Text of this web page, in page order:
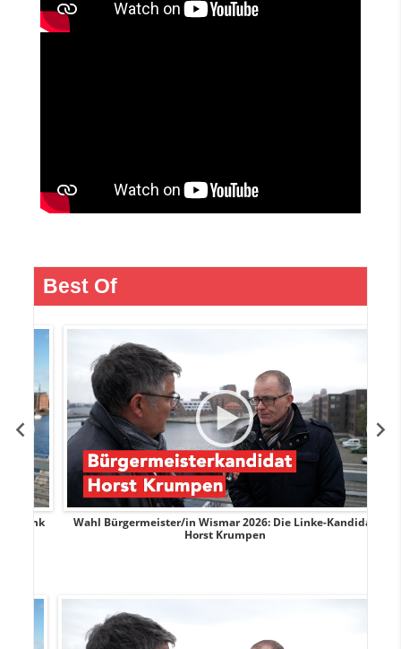
Best Of
Wahl Bürgermeister/in Wismar 2026: Die Linke-Kandidat
Horst Krumpen